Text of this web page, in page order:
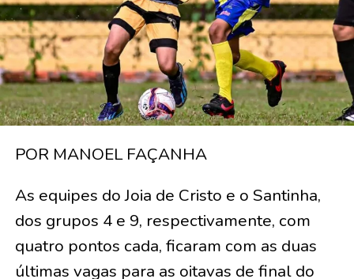
POR MANOEL FAÇANHA
As equipes do Joia de Cristo e o Santinha,
dos grupos 4 e 9, respectivamente, com
quatro pontos cada, ficaram com as duas
últimas vagas para as oitavas de final do